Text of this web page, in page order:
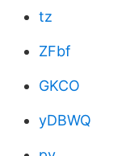
tz
ZFbf
GKCO
yDBWQ